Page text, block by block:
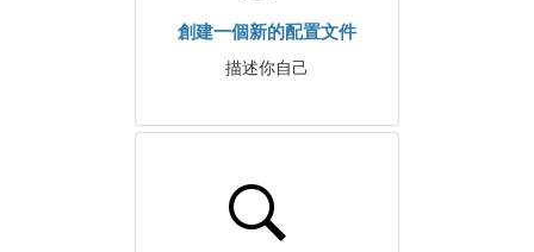
創建一個新的配置文件
描述你自己